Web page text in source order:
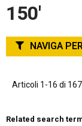
150'
Articoli 1-16di 167
Related search
NAVIGA